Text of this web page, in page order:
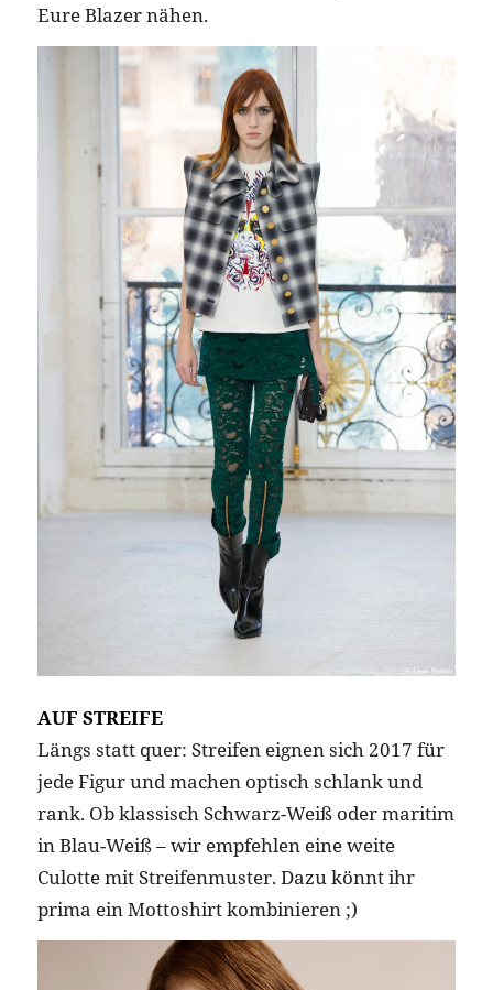
Eure Blazer nähen.
AUF STREIFE
Längs statt quer: Streifen eignen sich 2017 für
jede Figur und machen optisch schlank und
rank. Ob klassisch Schwarz-Weiß oder maritim
in Blau-Weiß – wir empfehlen eine weite
Culotte mit Streifenmuster. Dazu könnt ihr
prima ein Mottoshirt kombinieren ;)